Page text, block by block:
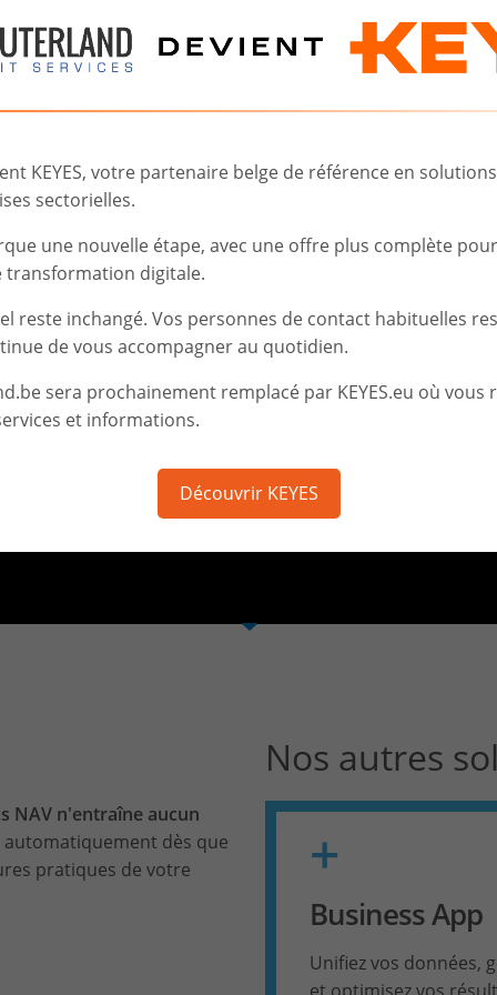
KEYES, votre partenaire belge de référence en
sectorielles.
une nouvelle étape, avec une offre plus complète
transformation digitale.
reste inchangé. Vos personnes de contact habituelles
de vous accompagner au quotidien.
sera prochainement remplacé par KEYES.eu où vous
et informations.
Découvrir KEYES
Luxembourg
gestion fiscale maîtrisée au
à Microsoft Dynamics 365,
avancée et expertise
NAV n'entraîne aucun
automatiquement dès que
pratiques de votre
Nos autres
+
Business App
Unifiez vos données,